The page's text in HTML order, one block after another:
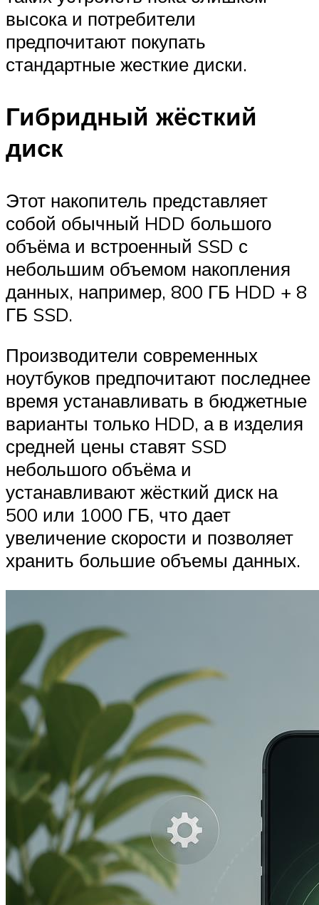
высока и потребители
предпочитают покупать
стандартные жесткие диски.
Гибридный жёсткий
диск
Этот накопитель представляет
собой обычный HDD большого
объёма и встроенный SSD с
небольшим объемом накопления
данных, например, 800 ГБ HDD + 8
ГБ SSD.
Производители современных
ноутбуков предпочитают последнее
время устанавливать в бюджетные
варианты только HDD, а в изделия
средней цены ставят SSD
небольшого объёма и
устанавливают жёсткий диск на
500 или 1000 ГБ, что дает
увеличение скорости и позволяет
хранить большие объемы данных.